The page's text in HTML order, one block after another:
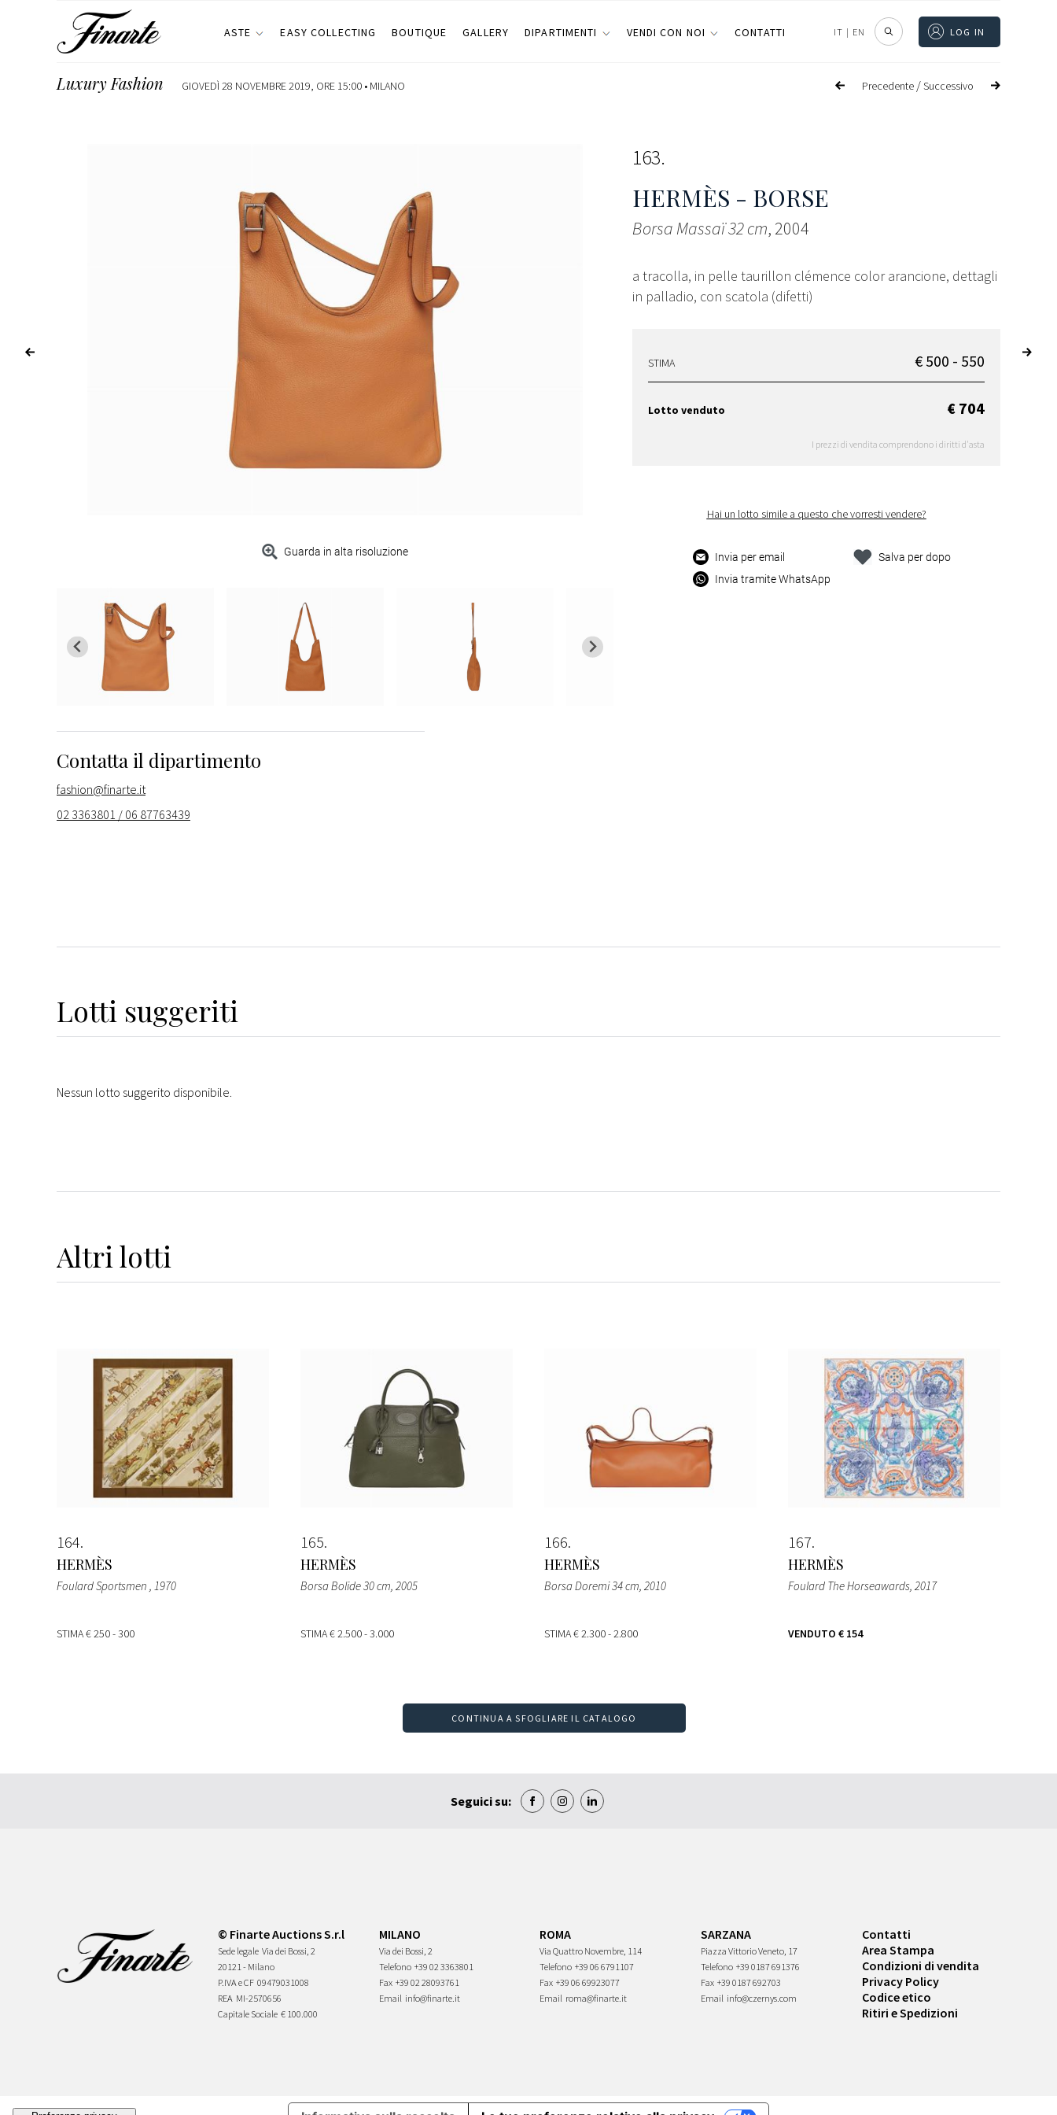
ASTE EASY COLLECTING BOUTIQUE GALLERY DIPARTIMENTI VENDI CON NOI CONTATTI IT | EN LOG IN
Precedente /Successivo
Luxury Fashion GIOVEDÌ 28 NOVEMBRE 2019, ORE 15:00 • MILANO
Guarda in alta risoluzione
163
HERMÈS - BORSE
Borsa Massaï 32 cm, 2004
a tracolla, in pelle taurillon clémence color arancione, dettagli
in palladio, con scatola (difetti)
STIMA € 500 - 550
Lotto venduto € 704
I prezzi di vendita comprendono i diritti d'asta
Hai un lotto simile a questo che vorresti vendere?
Invia per email
Invia tramite WhatsApp
Salva per dopo
Contatta il dipartimento
fashion@finarte.it
02 3363801 / 06 87763439
Lotti suggeriti
Nessun lotto suggerito disponibile.
Altri lotti
164
HERMÈS
Foulard Sportsmen , 1970
STIMA€ 250 - 300
165
HERMÈS
Borsa Bolide 30 cm, 2005
STIMA€ 2.500 - 3.000
166
HERMÈS
Borsa Doremi 34 cm, 2010
STIMA€ 2.300 - 2.800
167
HERMÈS
Foulard The Horseawards, 2017
VENDUTO € 154
CONTINUA A SFOGLIARE IL CATALOGO
Seguici su:
© Finarte Auctions S.r.l
Sede legale Via dei Bossi, 2
20121 - Milano
P.IVA e CF 09479031008
REA MI-2570656
Capitale Sociale € 100.000
MILANO
Via dei Bossi, 2
Telefono +39 02 3363801
Fax +39 02 28093761
Email info@finarte.it
ROMA
Via Quattro Novembre, 114
Telefono +39 06 6791107
Fax +39 06 69923077
Email roma@finarte.it
SARZANA
Piazza Vittorio Veneto, 17
Telefono +39 0187 691376
Fax +39 0187 692703
Email info@czernys.com
Contatti
Area Stampa
Condizioni di vendita
Privacy Policy
Codice etico
Ritiri e Spedizioni